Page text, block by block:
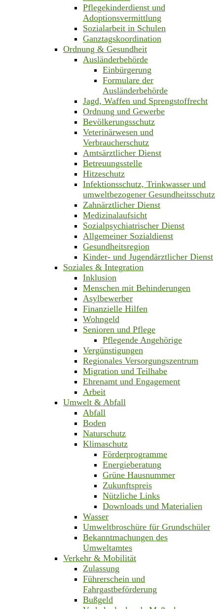
Pflegekinderdienst und
Adoptionsvermittlung
Sozialarbeit in Schulen
Ganztagskoordination
Ordnung & Gesundheit
Ausländerbehörde
Einbürgerung
Formulare der
Ausländerbehörde
Jagd, Waffen und Sprengstoffrecht
Ordnung und Gewerbe
Bevölkerungsschutz
Veterinärwesen und
Verbraucherschutz
Amtsärztlicher Dienst
Betreuungsstelle
Hitzeschutz
Infektionsschutz, Trinkwasser und
umweltbezogener Gesundheitsschutz
Zahnärztlicher Dienst
Medizinalaufsicht
Sozialpsychiatrischer Dienst
Allgemeiner Sozialdienst
Gesundheitsregion
Kinder- und Jugendärztlicher Dienst
Soziales & Integration
Inklusion
Menschen mit Behinderungen
Asylbewerber
Finanzielle Hilfen
Wohngeld
Senioren und Pflege
Pflegende Angehörige
Vergünstigungen
Regionales Versorgungszentrum
Migration und Teilhabe
Ehrenamt und Engagement
Arbeit
Umwelt & Abfall
Abfall
Boden
Naturschutz
Klimaschutz
Förderprogramme
Energieberatung
Grüne Hausnummer
Zukunftspreis
Nützliche Links
Downloads und Materialien
Wasser
Umweltbroschüre für Grundschüler
Bekanntmachungen des
Umweltamtes
Verkehr & Mobilität
Zulassung
Führerschein und
Fahrgastbeförderung
Bußgeld